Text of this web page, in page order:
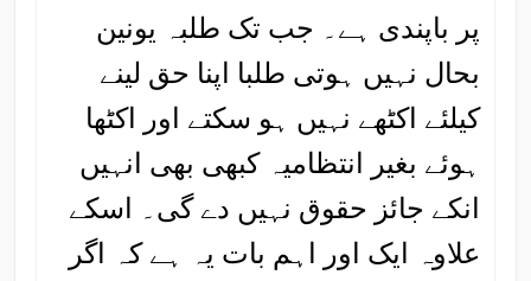
پر باپندی ہے۔ جب تک طلبہ یونین
بحال نہیں ہوتی طلبا اپنا حق لینے
کیلئے اکٹھے نہیں ہو سکتے اور اکٹھا
ہوئے بغیر انتظامیہ کبھی بھی انہیں
انکے جائز حقوق نہیں دے گی۔ اسکے
علاوہ ایک اور اہم بات یہ ہے کہ اگر